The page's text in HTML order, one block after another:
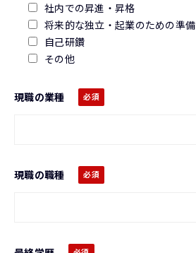
社内での昇進・昇格
将来的な独立・起業のための準備
自己研鑽
その他
現職の業種
現職の職種